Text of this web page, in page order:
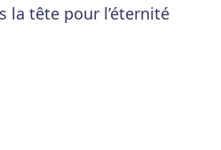
la tête pour l’éternité